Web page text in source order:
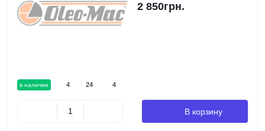
в наличии 4 24 4
2 850грн.
В корзину